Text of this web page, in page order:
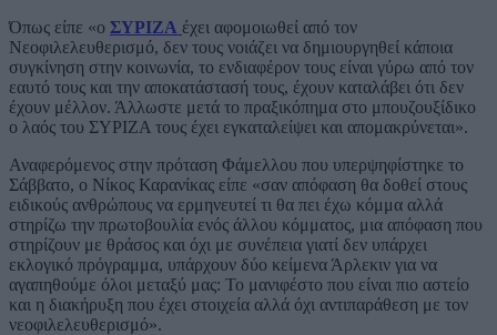
Όπως είπε «ο ΣΥΡΙΖΑ έχει αφομοιωθεί από τον
Νεοφιλελευθερισμό, δεν τους νοιάζει να δημιουργηθεί κάποια
συγκίνηση στην κοινωνία, το ενδιαφέρον τους είναι γύρω από τον
εαυτό τους και την αποκατάστασή τους, έχουν καταλάβει ότι δεν
έχουν μέλλον. Άλλωστε μετά το πραξικόπημα στο μπουζουξίδικο
ο λαός του ΣΥΡΙΖΑ τους έχει εγκαταλείψει και απομακρύνεται».
Αναφερόμενος στην πρόταση Φάμελλου που υπερψηφίστηκε το
Σάββατο, ο Νίκος Καρανίκας είπε «σαν απόφαση θα δοθεί στους
ειδικούς ανθρώπους να ερμηνευτεί τι θα πει έχω κόμμα αλλά
στηρίζω την πρωτοβουλία ενός άλλου κόμματος, μια απόφαση που
στηρίζουν με θράσος και όχι με συνέπεια γιατί δεν υπάρχει
εκλογικό πρόγραμμα, υπάρχουν δύο κείμενα Άρλεκιν για να
αγαπηθούμε όλοι μεταξύ μας: Το μανιφέστο που είναι πιο αστείο
και η διακήρυξη που έχει στοιχεία αλλά όχι αντιπαράθεση με τον
νεοφιλελευθερισμό».